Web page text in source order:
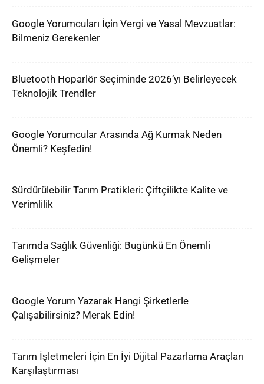
Google Yorumcuları İçin Vergi ve Yasal Mevzuatlar:
Bilmeniz Gerekenler
Bluetooth Hoparlör Seçiminde 2026’yı Belirleyecek
Teknolojik Trendler
Google Yorumcular Arasında Ağ Kurmak Neden
Önemli? Keşfedin!
Sürdürülebilir Tarım Pratikleri: Çiftçilikte Kalite ve
Verimlilik
Tarımda Sağlık Güvenliği: Bugünkü En Önemli
Gelişmeler
Google Yorum Yazarak Hangi Şirketlerle
Çalışabilirsiniz? Merak Edin!
Tarım İşletmeleri İçin En İyi Dijital Pazarlama Araçları
Karşılaştırması